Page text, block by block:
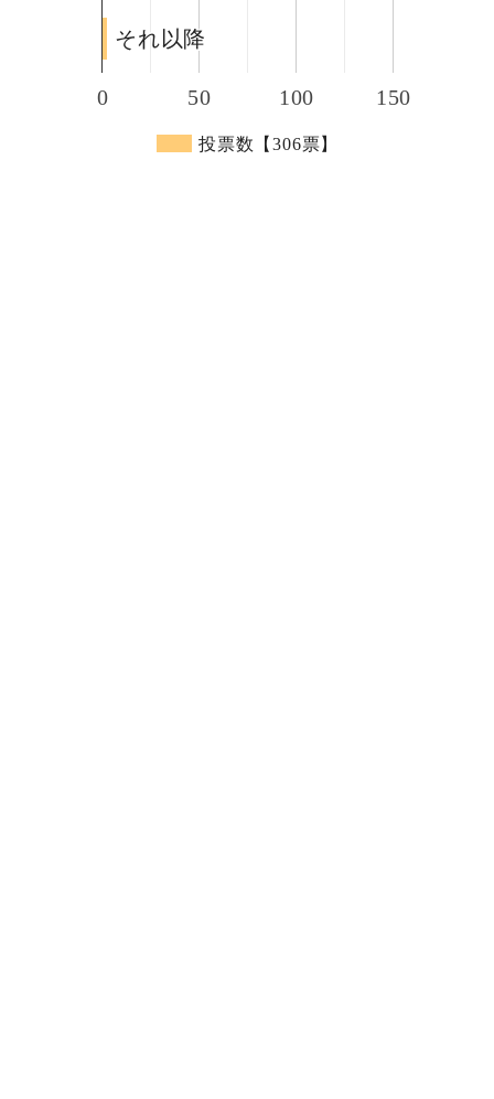
投票数【306票】
0 50 100 150
それ以降
それ以降